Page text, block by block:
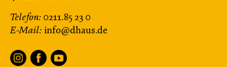
Telefon: 0211.85 23 0
E-Mail: info@dhaus.de